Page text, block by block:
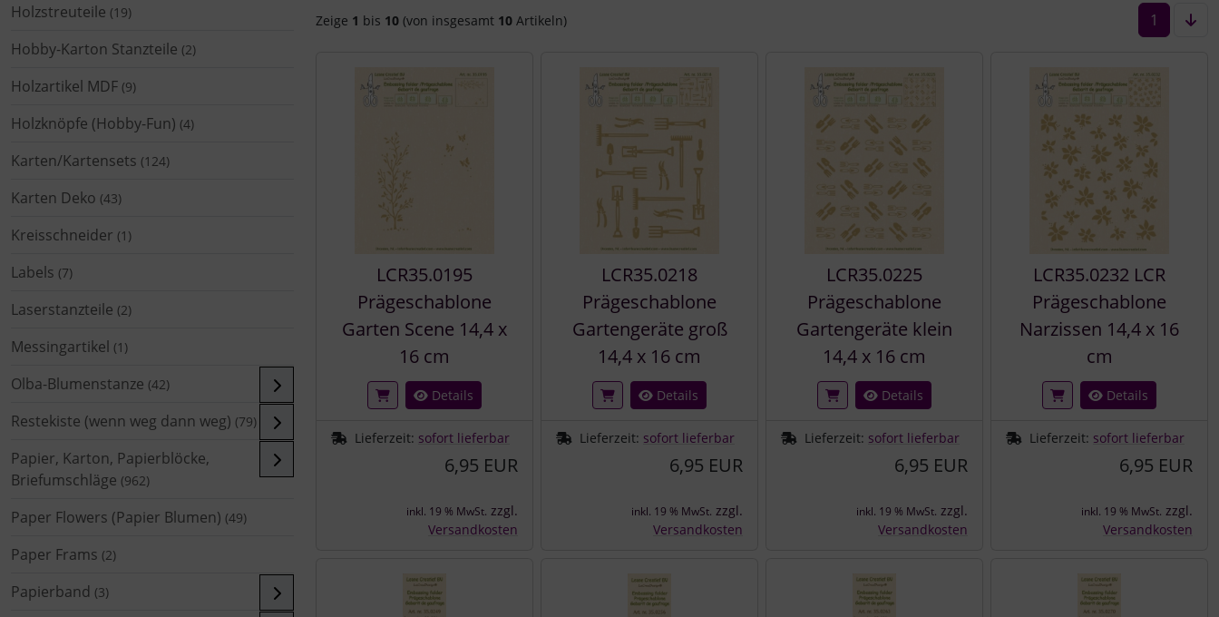
Holzstreuteile (19)
Hobby-Karton Stanzteile (2)
Holzartikel MDF (9)
Holzknöpfe (Hobby-Fun) (4)
Karten/Kartensets (124)
Karten Deko (43)
Kreisschneider (1)
Labels (7)
Laserstanzteile (2)
Messingartikel (1)
Olba-Blumenstanze (42)
Restekiste (wenn weg dann weg) (79)
Papier, Karton, Papierblöcke,
Briefumschläge (962)
Paper Flowers (Papier Blumen) (49)
Paper Frams (2)
Papierband (3)
Zeige 1 bis 10 (von insgesamt 10 Artikeln) 1
LCR35.0195
Prägeschablone
Garten Scene 14,4 x
16 cm
Details
Lieferzeit: sofort lieferbar
6,95 EUR
inkl. 19 % MwSt. zzgl.
Versandkosten
LCR35.0218
Prägeschablone
Gartengeräte groß
14,4 x 16 cm
Details
Lieferzeit: sofort lieferbar
6,95 EUR
inkl. 19 % MwSt. zzgl.
Versandkosten
LCR35.0225
Prägeschablone
Gartengeräte klein
14,4 x 16 cm
Details
Lieferzeit: sofort lieferbar
6,95 EUR
inkl. 19 % MwSt. zzgl.
Versandkosten
LCR35.0232 LCR
Prägeschablone
Narzissen 14,4 x 16
cm
Details
Lieferzeit: sofort lieferbar
6,95 EUR
inkl. 19 % MwSt. zzgl.
Versandkosten